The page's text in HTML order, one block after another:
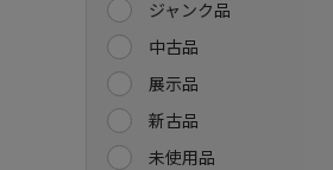
ジャンク品
中古品
展示品
新古品
未使用品